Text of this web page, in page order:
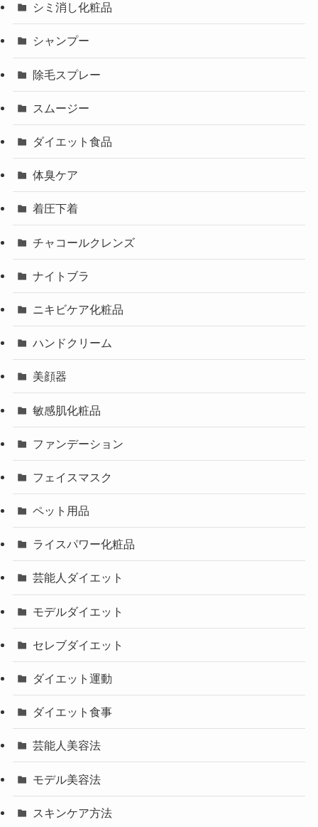
シミ消し化粧品
シャンプー
除毛スプレー
スムージー
ダイエット食品
体臭ケア
着圧下着
チャコールクレンズ
ナイトブラ
ニキビケア化粧品
ハンドクリーム
美顔器
敏感肌化粧品
ファンデーション
フェイスマスク
ペット用品
ライスパワー化粧品
芸能人ダイエット
モデルダイエット
セレブダイエット
ダイエット運動
ダイエット食事
芸能人美容法
モデル美容法
スキンケア方法